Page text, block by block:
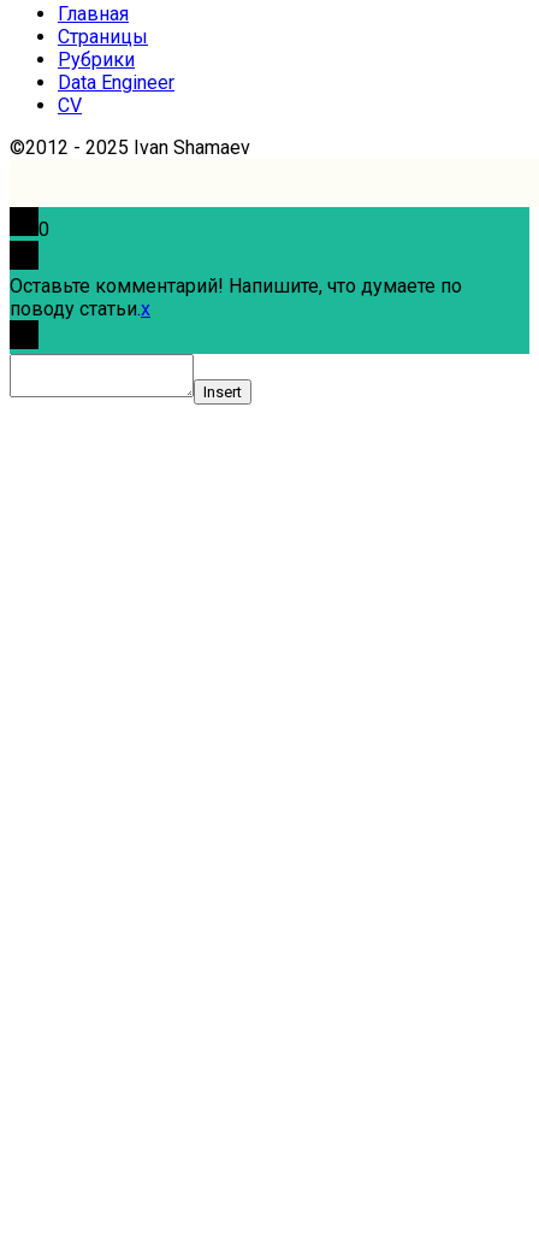
Главная
Страницы
Рубрики
Data Engineer
CV
©2012 - 2025 Ivan Shamaev
0
Оставьте комментарий! Напишите, что думаете по
поводу статьи.x
Insert